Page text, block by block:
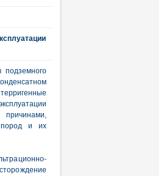
подземного
причинами,
пород и их